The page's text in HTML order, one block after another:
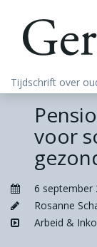
Tijdschrift over
voor
6 september
Rosanne
Arbeid &